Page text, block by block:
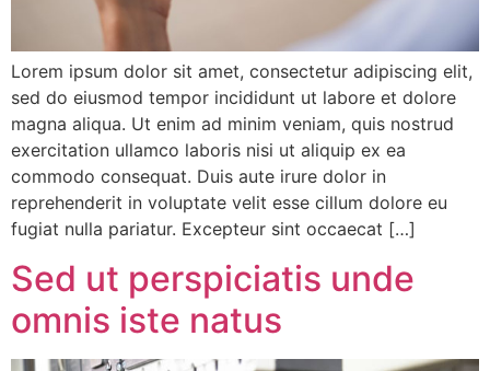
Lorem ipsum dolor sit amet, consectetur adipiscing elit,
sed do eiusmod tempor incididunt ut labore et dolore
magna aliqua. Ut enim ad minim veniam, quis nostrud
exercitation ullamco laboris nisi ut aliquip ex ea
commodo consequat. Duis aute irure dolor in
reprehenderit in voluptate velit esse cillum dolore eu
fugiat nulla pariatur. Excepteur sint occaecat […]
Sed ut perspiciatis unde
omnis iste natus